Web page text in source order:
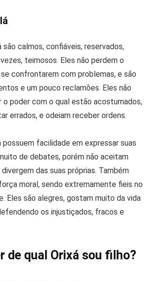
são calmos, confiáveis, reservados,
teimosos. Eles não perdem o
confrontarem com problemas, e são
e um pouco reclamões. Eles não
o poder com o qual estão acostumados,
errados, e odeiam receber ordens.
possuem facilidade em expressar suas
de debates, porém não aceitam
das suas próprias. Também
moral, sendo extremamente fieis no
Eles são alegres, gostam muito da vida
os injustiçados, fracos e
de qual Orixá sou filho?